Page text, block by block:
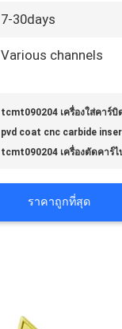
7-30days
Various channels
tcmt090204 เครื่องใส่คาร์บิ
pvd coat cnc carbide
tcmt090204 เครื่องตัดคาร์ไ
ราคาถูกที่สุด